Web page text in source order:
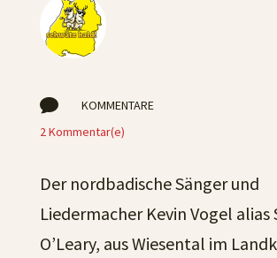

KOMMENTARE
2 Kommentar(e)
Der nordbadische Sänger und
Liedermacher Kevin Vogel alias
O’Leary, aus Wiesental im